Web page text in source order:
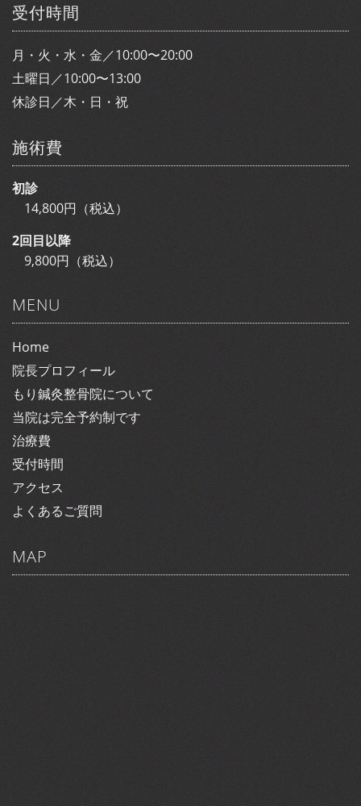
受付時間
月・火・水・金／10:00〜20:00
土曜日／10:00〜13:00
休診日／木・日・祝
施術費
初診
14,800円（税込）
2回目以降
9,800円（税込）
MENU
Home
院長プロフィール
もり鍼灸整骨院について
当院は完全予約制です
治療費
受付時間
アクセス
よくあるご質問
MAP